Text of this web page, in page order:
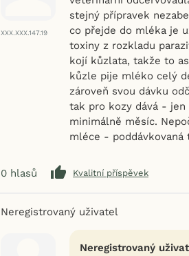
XXX.XXX.147.19
stejný přípravek
co přejde do mléka je
toxiny z rozkladu
kojí kůzlata, takže to
kůzle pije mléko celý
zároveň svou dávku
tak pro kozy dává -
minimálně měsíc.
mléce - poddávkovaná
0 hlasů Kvalitní příspěvek
Neregistrovaný uživatel
Neregistrovaný